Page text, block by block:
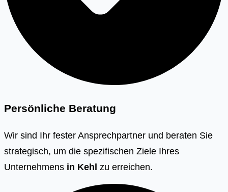
Persönliche Beratung
Wir sind Ihr fester Ansprechpartner und beraten Sie
strategisch, um die spezifischen Ziele Ihres
Unternehmens in Kehl zu erreichen.